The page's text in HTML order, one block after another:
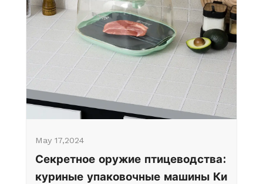
May 17,2024
Секретное оружие птицеводства:
куриные упаковочные машины Ки